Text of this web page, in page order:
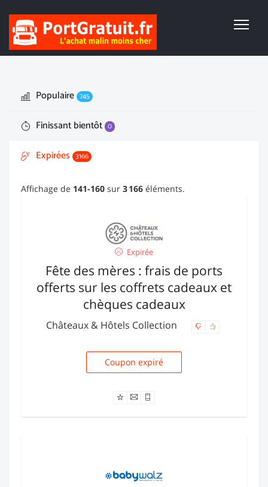
Populaire 745
Finissant bientôt 0
Expirées 3166
Affichage de 141-160 sur 3 166 éléments.
Expirée
Fête des mères : frais de ports
offerts sur les coffrets cadeaux et
chèques cadeaux
Châteaux & Hôtels Collection
FDM2009
Coupon expiré